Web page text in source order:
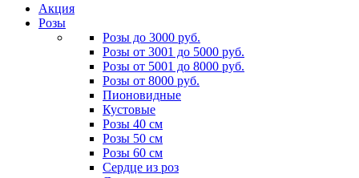
Акция
Розы
Розы до 3000 руб.
Розы от 3001 до 5000 руб.
Розы от 5001 до 8000 руб.
Розы от 8000 руб.
Пионовидные
Кустовые
Розы 40 см
Розы 50 см
Розы 60 см
Сердце из роз